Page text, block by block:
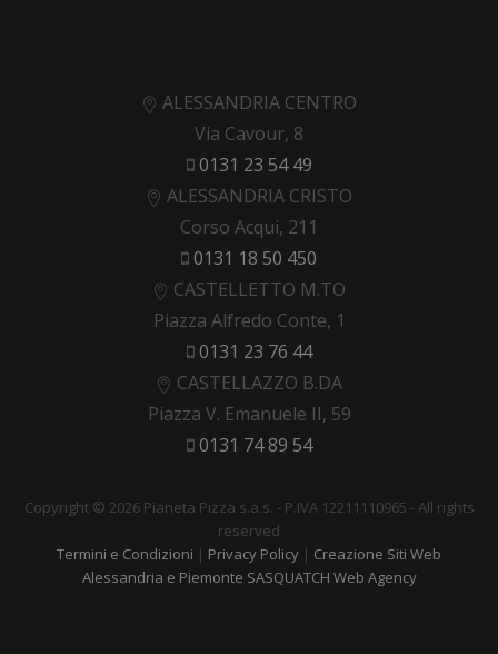
ALESSANDRIA CENTRO
Via Cavour, 8
0131 23 54 49
ALESSANDRIA CRISTO
Corso Acqui, 211
0131 18 50 450
CASTELLETTO M.TO
Piazza Alfredo Conte, 1
0131 23 76 44
CASTELLAZZO B.DA
Piazza V. Emanuele II, 59
0131 74 89 54
Copyright © 2026 Pianeta Pizza s.a.s. - P.IVA 12211110965 - All rights
reserved
Termini e Condizioni | Privacy Policy | Creazione Siti Web
Alessandria e Piemonte SASQUATCH Web Agency